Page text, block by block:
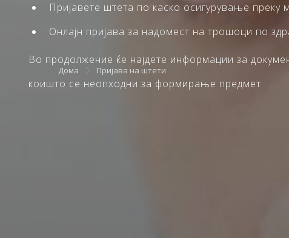
Пријавете штета по каско осигурување преку
Онлајн пријава за надомест на трошоци по
Во продолжение ќе најдете информации за
коишто се неопходни за формирање предмет.
Дома Пријава на штети